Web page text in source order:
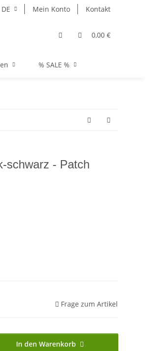
DE Mein Konto Kontakt
0,00 €
% SALE %
schwarz - Patch
Frage zum Artikel
In den Warenkorb